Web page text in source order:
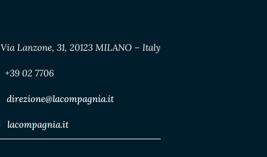
Via Lanzone, 31, 20123 MILANO – Italy
+39 02 7706
direzione@lacompagnia.it
lacompagnia.it